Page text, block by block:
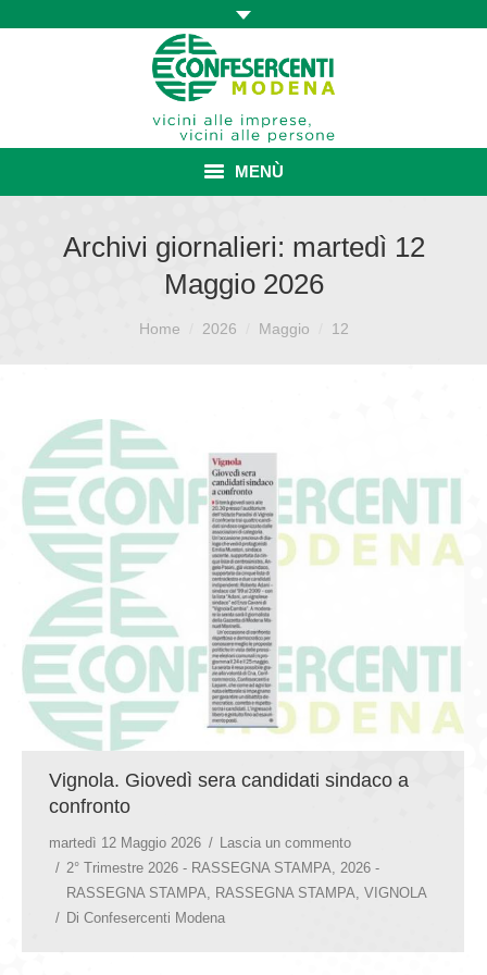
MENÙ
ASSOCIAZIONE
ISCRIZIONE E VANTAGGI
CATEGORIE SINDACALI
SERVIZI
GIOVEDÌ GASTRONOMICI
COMUNICATI E NEWS
CONTATTI
Archivi giornalieri: martedì 12
Maggio 2026
Home 2026 Maggio 12
Vignola. Giovedì sera candidati sindaco a
confronto
martedì 12 Maggio 2026
Lascia un commento
2° Trimestre 2026 - RASSEGNA STAMPA, 2026 -
RASSEGNA STAMPA, RASSEGNA STAMPA, VIGNOLA
Di Confesercenti Modena